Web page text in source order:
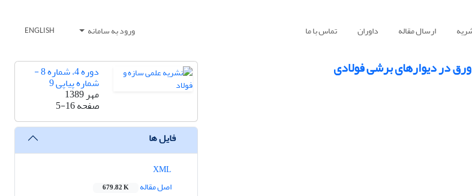
ارسال مقاله داوران تماس با ما ورود به سامانه ENGLISH
در دیوارهای برشی فولادی دوره 4، شماره 8 -
شماره پیاپی 9
مهر 1389
صفحه5-16
فایل ها
اصل مقاله
679.82 K